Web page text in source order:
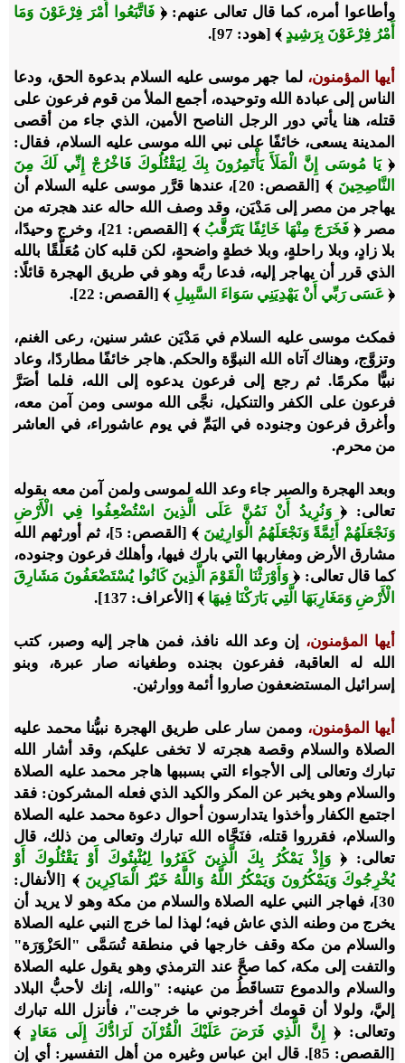
وأطاعوا أمره، كما قال تعالى عنهم: ﴿فَاتَّبَعُوا أَمْرَ فِرْعَوْنَ وَمَا
أَمْرُ فِرْعَوْنَ بِرَشِيدٍ ﴾ [هود: 97].
أيها المؤمنون،لما جهر موسى عليه السلام بدعوة الحق، ودعا
الناس إلى عبادة الله وتوحيده، أجمع الملأ من قوم فرعون على
قتله، هنا يأتي دور الرجل الناصح الأمين، الذي جاء من أقصى
المدينة يسعى، خائفًا على نبي الله موسى عليه السلام، فقال:
﴿يَا مُوسَى إِنَّ الْمَلَأَ يَأْتَمِرُونَ بِكَ لِيَقْتُلُوكَ فَاخْرُجْ إِنِّي لَكَ مِنَ
النَّاصِحِينَ
﴾ [القصص: 20]، عندها قرَّر موسى عليه السلام أن
يهاجر من مصر إلى مَدْيَن، وقد وصف الله حاله عند هجرته من
مصر ﴿ فَخَرَجَ مِنْهَا خَائِفًا يَتَرَقَّبُ
﴾ [القصص: 21]، وخرج وحيدًا،
بلا زادٍ، وبلا راحلةٍ، وبلا خطةٍ واضحةٍ، لكن قلبه كان مُعَلَّقًا بالله
الذي قرر أن يهاجر إليه، فدعا ربَّه وهو في طريق الهجرة قائلًا:
﴿ عَسَى رَبِّي أَنْ يَهْدِيَنِي سَوَاءَ السَّبِيلِ ﴾ [القصص: 22].
فمكث موسى عليه السلام في مَدْيَن عشر سنين، رعى الغنم،
وتزوَّج، وهناك آتاه الله النبوَّة والحكم. هاجر خائفًا مطاردًا، وعاد
نبيًّا مكرمًا. ثم رجع إلى فرعون يدعوه إلى الله، فلما أصَرَّ
فرعون على الكفر والتنكيل، نجَّى الله موسى ومن آمن معه،
وأغرق فرعون وجنوده في اليَمِّ في يوم عاشوراء، في العاشر
من محرم.
وبعد الهجرة والصبر جاء وعد الله لموسى ولمن آمن معه بقوله
تعالى: ﴿وَنُرِيدُ أَنْ نَمُنَّ عَلَى الَّذِينَ اسْتُضْعِفُوا فِي الْأَرْضِ
وَنَجْعَلَهُمْ أَئِمَّةً وَنَجْعَلَهُمُ الْوَارِثِينَ
﴾ [القصص: 5]، ثم أورثهم الله
مشارق الأرض ومغاربها التي بارك فيها، وأهلك فرعون وجنوده،
كما قال تعالى: ﴿ وَأَوْرَثْنَا الْقَوْمَ الَّذِينَ كَانُوا يُسْتَضْعَفُونَ مَشَارِقَ
الْأَرْضِ وَمَغَارِبَهَا الَّتِي بَارَكْنَا فِيهَا ﴾ [الأعراف: 137].
أيها المؤمنون،
إن وعد الله نافذ، فمن هاجر إليه وصبر، كتب
الله له العاقبة، ففرعون بجنده وطغيانه صار عبرة، وبنو
إسرائيل المستضعفون صاروا أئمة ووارثين.
أيها المؤمنون، وممن سار على طريق الهجرة نبيُّنا محمد عليه
الصلاة والسلام وقصة هجرته لا تخفى عليكم، وقد أشار الله
تبارك وتعالى إلى الأجواء التي بسببها هاجر محمد عليه الصلاة
والسلام وهو يخبر عن المكر والكيد الذي فعله المشركون: فقد
اجتمع الكفار وأخذوا يتدارسون أحوال دعوة محمد عليه الصلاة
والسلام، فقرروا قتله، فنَجَّاه الله تبارك وتعالى من ذلك، قال
تعالى: ﴿ وَإِذْ يَمْكُرُ بِكَ الَّذِينَ كَفَرُوا لِيُثْبِتُوكَ أَوْ يَقْتُلُوكَ أَوْ
يُخْرِجُوكَ وَيَمْكُرُونَ وَيَمْكُرُ اللَّهُ وَاللَّهُ خَيْرُ الْمَاكِرِينَ ﴾ [الأنفال:
30]، فهاجر النبي عليه الصلاة والسلام من مكة وهو لا يريد أن
يخرج من وطنه الذي عاش فيه؛ لهذا لما خرج النبي عليه الصلاة
والسلام من مكة وقف خارجها في منطقة تُسَمَّى "الحَزْوَرَة"
والتفت إلى مكة، كما صحَّ عند الترمذي وهو يقول عليه الصلاة
والسلام والدموع تتساقَطُ من عينيه: "والله، إنك لأحبُّ البلاد
إليَّ، ولولا أن قومك أخرجوني ما خرجت"، فأنزل الله تبارك
وتعالى: ﴿
إِنَّ الَّذِي فَرَضَ عَلَيْكَ الْقُرْآنَ لَرَادُّكَ إِلَى مَعَادٍ ﴾
[القصص: 85]. قال ابن عباس وغيره من أهل التفسير: أي إن